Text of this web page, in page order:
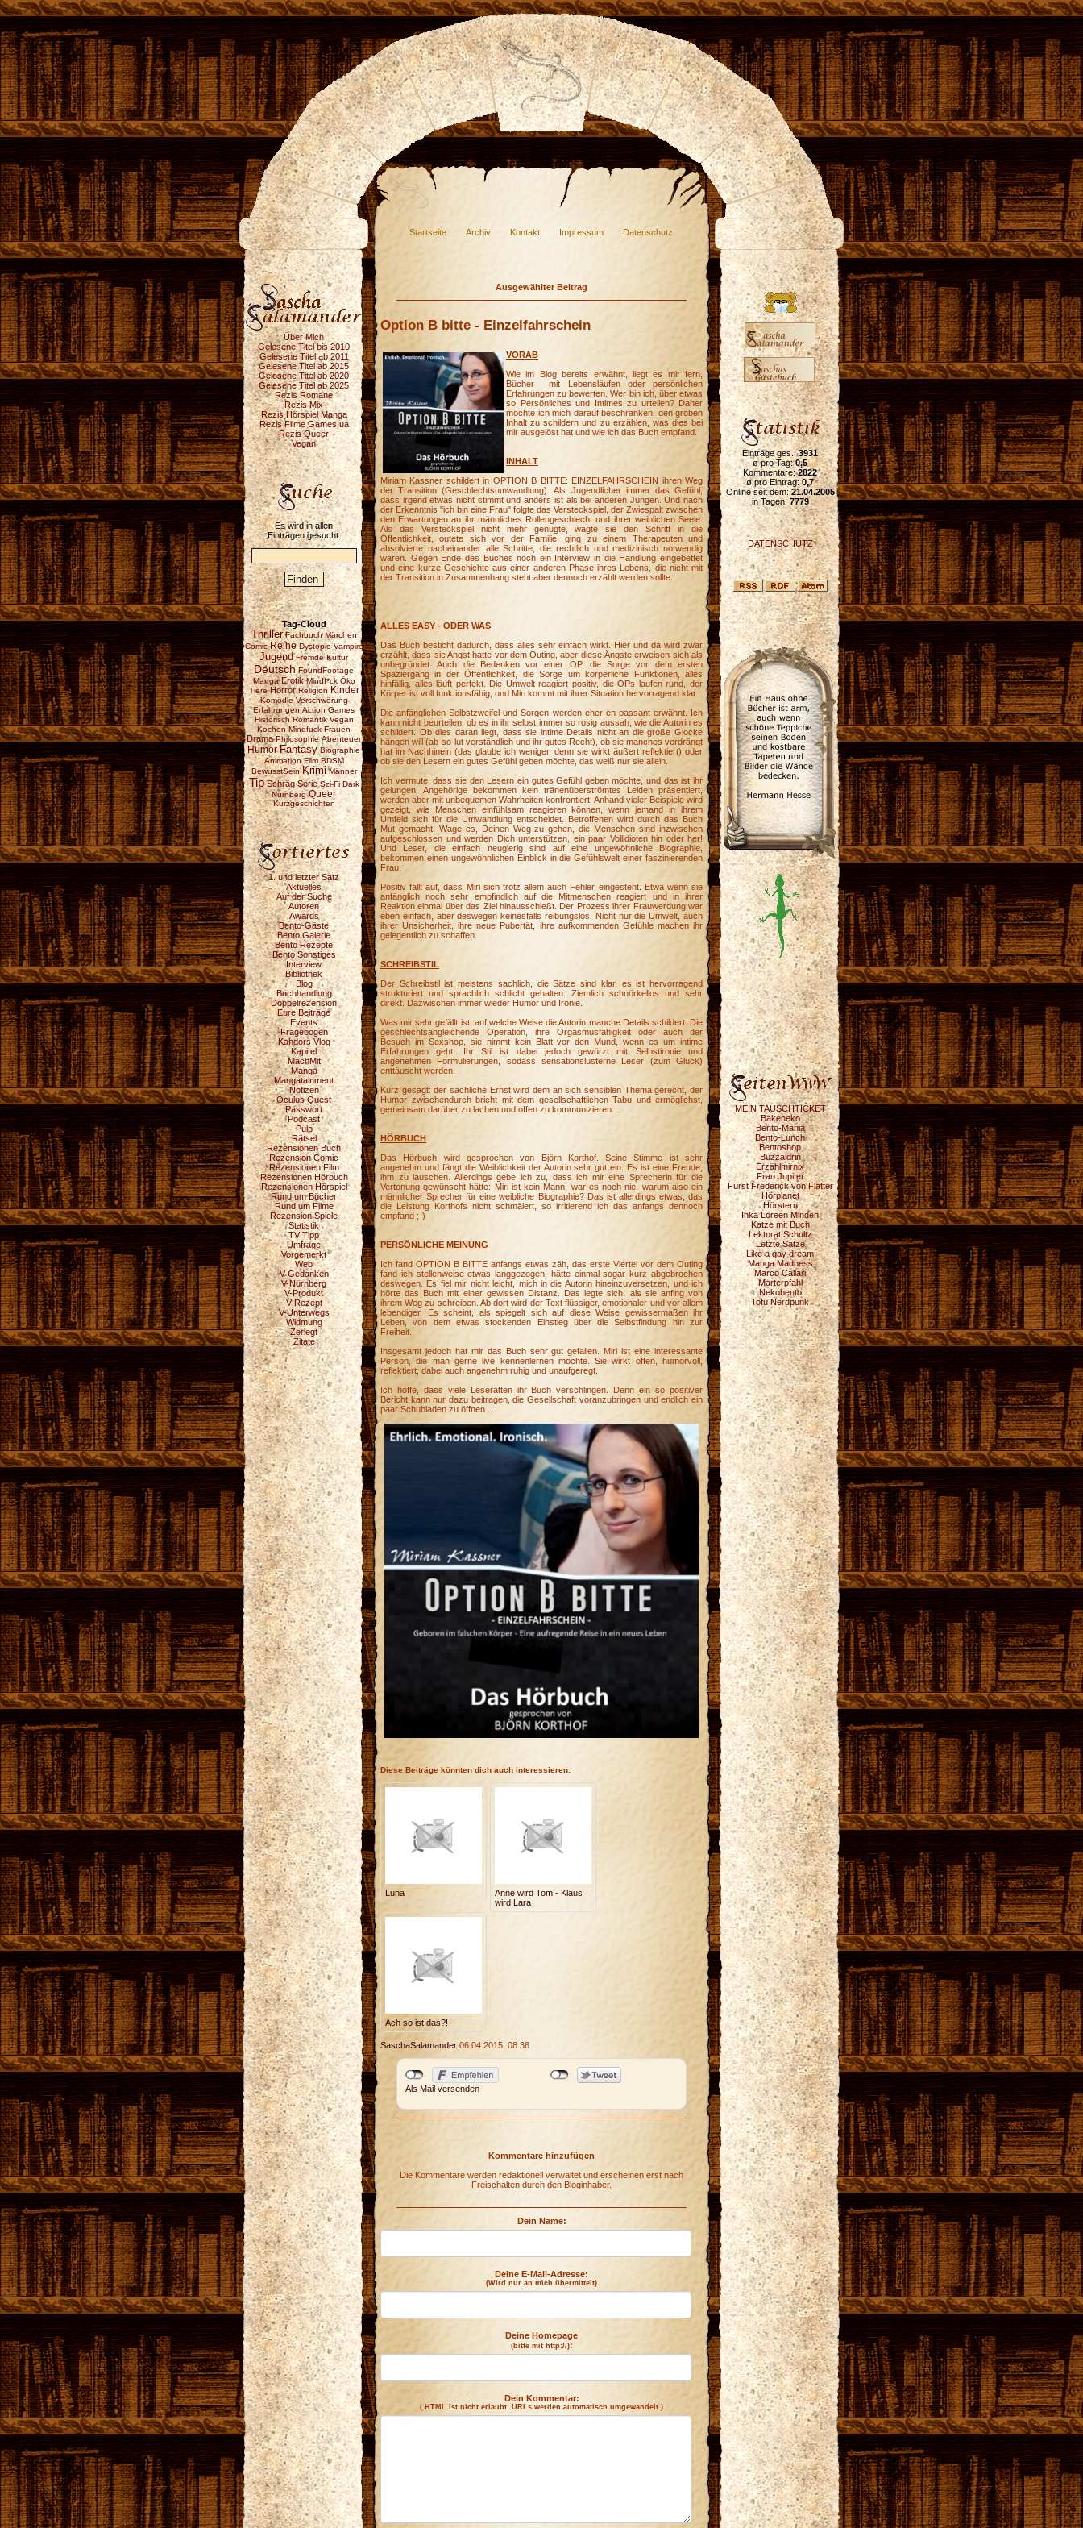
Startseite Archiv Kontakt Impressum Datenschutz
Über Mich
Gelesene Titel bis 2010
Gelesene Titel ab 2011
Gelesene Titel ab 2015
Gelesene Titel ab 2020
Gelesene Titel ab 2025
Rezis Romane
Rezis Mix
Rezis Hörspiel Manga
Rezis Filme Games ua
Rezis Queer
Vegan
Es wird in allen
Einträgen gesucht.
Tag-Cloud
Thriller Fachbuch Märchen
Comic Reihe Dystopie Vampire
Jugend Fremde Kultur
Deutsch FoundFootage
Manga Erotik Mindf*ck Öko
Tiere Horror Religion Kinder
Komödie Verschwörung
Erfahrungen Action Games
Historisch Romantik Vegan
Kochen Mindfuck Frauen
Drama Philosophie Abenteuer
Humor Fantasy Biographie
Animation Film BDSM
BewusstSein Krimi Männer
Tip Schräg Serie Sci-Fi Dark
Nürnberg Queer
Kurzgeschichten
1. und letzter Satz
Aktuelles
Auf der Suche
Autoren
Awards
Bento-Gäste
Bento Galerie
Bento Rezepte
Bento Sonstiges
Interview
Bibliothek
Blog
Buchhandlung
Doppelrezension
Eure Beiträge
Events
Fragebogen
Kahdors Vlog
Kapitel
MachMit
Manga
Mangatainment
Notizen
Oculus Quest
Passwort
Podcast
Pulp
Rätsel
Rezensionen Buch
Rezension Comic
Rezensionen Film
Rezensionen Hörbuch
Rezensionen Hörspiel
Rund um Bücher
Rund um Filme
Rezension Spiele
Statistik
TV Tipp
Umfrage
Vorgemerkt
Web
V-Gedanken
V-Nürnberg
V-Produkt
V-Rezept
V-Unterwegs
Widmung
Zerlegt
Zitate
Ausgewählter Beitrag
Option B bitte - Einzelfahrschein
VORAB
Wie im Blog bereits erwähnt, liegt es mir fern,
Bücher mit Lebensläufen oder persönlichen
Erfahrungen zu bewerten. Wer bin ich, über etwas
so Persönliches und Intimes zu urteilen? Daher
möchte ich mich darauf beschränken, den groben
Inhalt zu schildern und zu erzählen, was dies bei
mir ausgelöst hat und wie ich das Buch empfand.
INHALT
Miriam Kassner schildert in OPTION B BITTE: EINZELFAHRSCHEIN ihren Weg
der Transition (Geschlechtsumwandlung). Als Jugendlicher immer das Gefühl,
dass irgend etwas nicht stimmt und anders ist als bei anderen Jungen. Und nach
der Erkenntnis "ich bin eine Frau" folgte das Versteckspiel, der Zwiespalt zwischen
den Erwartungen an ihr männliches Rollengeschlecht und ihrer weiblichen Seele.
Als das Versteckspiel nicht mehr genügte, wagte sie den Schritt in die
Öffentlichkeit, outete sich vor der Familie, ging zu einem Therapeuten und
absolvierte nacheinander alle Schritte, die rechtlich und medizinisch notwendig
waren. Gegen Ende des Buches noch ein Interview in die Handlung eingebettet
und eine kurze Geschichte aus einer anderen Phase ihres Lebens, die nicht mit
der Transition in Zusammenhang steht aber dennoch erzählt werden sollte.
ALLES EASY - ODER WAS
Das Buch besticht dadurch, dass alles sehr einfach wirkt. Hier und da wird zwar
erzählt, dass sie Angst hatte vor dem Outing, aber diese Ängste erweisen sich als
unbegründet. Auch die Bedenken vor einer OP, die Sorge vor dem ersten
Spaziergang in der Öffentlichkeit, die Sorge um körperliche Funktionen, alles
hinfällig, alles läuft perfekt. Die Umwelt reagiert positiv, die OPs laufen rund, der
Körper ist voll funktionsfähig, und Miri kommt mit ihrer Situation hervorragend klar.
Die anfänglichen Selbstzweifel und Sorgen werden eher en passant erwähnt. Ich
kann nicht beurteilen, ob es in ihr selbst immer so rosig aussah, wie die Autorin es
schildert. Ob dies daran liegt, dass sie intime Details nicht an die große Glocke
hängen will (ab-so-lut verständlich und ihr gutes Recht), ob sie manches verdrängt
hat im Nachhinein (das glaube ich weniger, denn sie wirkt äußert reflektiert) oder
ob sie den Lesern ein gutes Gefühl geben möchte, das weiß nur sie allein.
Ich vermute, dass sie den Lesern ein gutes Gefühl geben möchte, und das ist ihr
gelungen. Angehörige bekommen kein tränenüberströmtes Leiden präsentiert,
werden aber mit unbequemen Wahrheiten konfrontiert. Anhand vieler Beispiele wird
gezeigt, wie Menschen einfühlsam reagieren können, wenn jemand in ihrem
Umfeld sich für die Umwandlung entscheidet. Betroffenen wird durch das Buch
Mut gemacht: Wage es, Deinen Weg zu gehen, die Menschen sind inzwischen
aufgeschlossen und werden Dich unterstützen, ein paar Vollidioten hin oder her!
Und Leser, die einfach neugierig sind auf eine ungewöhnliche Biographie,
bekommen einen ungewöhnlichen Einblick in die Gefühlswelt einer faszinierenden
Frau.
Positiv fällt auf, dass Miri sich trotz allem auch Fehler eingesteht. Etwa wenn sie
anfänglich noch sehr empfindlich auf die Mitmenschen reagiert und in ihrer
Reaktion einmal über das Ziel hinausschießt. Der Prozess ihrer Frauwerdung war
eben einfach, aber deswegen keinesfalls reibungslos. Nicht nur die Umwelt, auch
ihrer Unsicherheit, ihre neue Pubertät, ihre aufkommenden Gefühle machen ihr
gelegentlich zu schaffen.
SCHREIBSTIL
Der Schreibstil ist meistens sachlich, die Sätze sind klar, es ist hervorragend
strukturiert und sprachlich schlicht gehalten. Ziemlich schnörkellos und sehr
direkt. Dazwischen immer wieder Humor und Ironie.
Was mir sehr gefällt ist, auf welche Weise die Autorin manche Details schildert. Die
geschlechtsangleichende Operation, ihre Orgasmusfähigkeit oder auch der
Besuch im Sexshop, sie nimmt kein Blatt vor den Mund, wenn es um intime
Erfahrungen geht. Ihr Stil ist dabei jedoch gewürzt mit Selbstironie und
angenehmen Formulierungen, sodass sensationslüsterne Leser (zum Glück)
enttäuscht werden.
Kurz gesagt: der sachliche Ernst wird dem an sich sensiblen Thema gerecht, der
Humor zwischendurch bricht mit dem gesellschaftlichen Tabu und ermöglichst,
gemeinsam darüber zu lachen und offen zu kommunizieren.
HÖRBUCH
Das Hörbuch wird gesprochen von Björn Korthof. Seine Stimme ist sehr
angenehm und fängt die Weiblichkeit der Autorin sehr gut ein. Es ist eine Freude,
ihm zu lauschen. Allerdings gebe ich zu, dass ich mir eine Sprecherin für die
Vertonung gewünscht hätte: Miri ist kein Mann, war es noch nie, warum also ein
männlicher Sprecher für eine weibliche Biographie? Das ist allerdings etwas, das
die Leistung Korthofs nicht schmälert, so irritierend ich das anfangs dennoch
empfand ;-)
PERSÖNLICHE MEINUNG
Ich fand OPTION B BITTE anfangs etwas zäh, das erste Viertel vor dem Outing
fand ich stellenweise etwas langgezogen, hätte einmal sogar kurz abgebrochen
deswegen. Es fiel mir nicht leicht, mich in die Autorin hineinzuversetzen, und ich
hörte das Buch mit einer gewissen Distanz. Das legte sich, als sie anfing von
ihrem Weg zu schreiben. Ab dort wird der Text flüssiger, emotionaler und vor allem
lebendiger. Es scheint, als spiegelt sich auf diese Weise gewissermaßen ihr
Leben, von dem etwas stockenden Einstieg über die Selbstfindung hin zur
Freiheit.
Insgesamt jedoch hat mir das Buch sehr gut gefallen. Miri ist eine interessante
Person, die man gerne live kennenlernen möchte. Sie wirkt offen, humorvoll,
reflektiert, dabei auch angenehm ruhig und unaufgeregt.
Ich hoffe, dass viele Leseratten ihr Buch verschlingen. Denn ein so positiver
Bericht kann nur dazu beitragen, die Gesellschaft voranzubringen und endlich ein
paar Schubladen zu öffnen ...
Diese Beiträge könnten dich auch interessieren:
Luna
Anne wird Tom - Klaus
wird Lara
Ach so ist das?!
SaschaSalamander 06.04.2015, 08.36
Als Mail versenden
Kommentare hinzufügen
Die Kommentare werden redaktionell verwaltet und erscheinen erst nach
Freischalten durch den Bloginhaber.
Dein Name:
Deine E-Mail-Adresse:
(Wird nur an mich übermittelt)
Deine Homepage
(bitte mit http://):
Dein Kommentar:
( HTML ist nicht erlaubt. URLs werden automatisch umgewandelt.)
Einträge ges.:3931
ø pro Tag:0,5
Kommentare:2822
ø pro Eintrag:0,7
Online seit dem:21.04.2005
in Tagen:7779
DATENSCHUTZ
MEIN TAUSCHTICKET
Bakeneko
Bento-Mania
Bento-Lunch
Bentoshop
Buzzaldrin
Erzählmirnix
Frau Jupiter
Fürst Frederick von Flatter
Hörplanet
Hörstern
Inka Loreen Minden
Katze mit Buch
Lektorat Schultz
Letzte Sätze
Like a gay dream
Manga Madness
Marco Callari
Marterpfahl
Nekobento
Tofu Nerdpunk